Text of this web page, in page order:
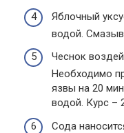
Яблочный
водой.
Чеснок
Необходимо
язвы на 20
водой. Курс –
Сода